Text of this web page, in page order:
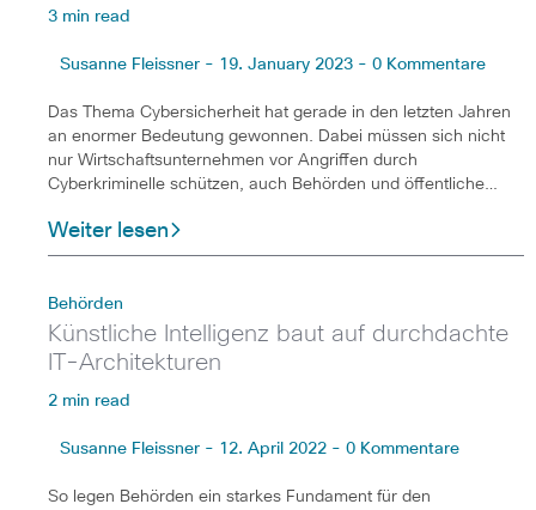
3 min read
Susanne Fleissner - 19. January 2023 - 0 Kommentare
Das Thema Cybersicherheit hat gerade in den letzten Jahren
an enormer Bedeutung gewonnen. Dabei müssen sich nicht
nur Wirtschaftsunternehmen vor Angriffen durch
Cyberkriminelle schützen, auch Behörden und öffentliche…
Weiter lesen
Behörden
Künstliche Intelligenz baut auf durchdachte
IT-Architekturen
2 min read
Susanne Fleissner - 12. April 2022 - 0 Kommentare
So legen Behörden ein starkes Fundament für den